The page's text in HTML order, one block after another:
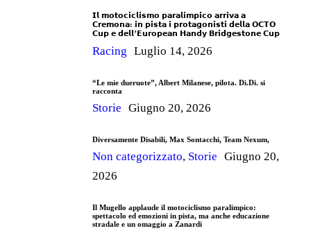
𝗜𝗹 𝗺𝗼𝘁𝗼𝗰𝗶𝗰𝗹𝗶𝘀𝗺𝗼 𝗽𝗮𝗿𝗮𝗹𝗶𝗺𝗽𝗶𝗰𝗼 𝗮𝗿𝗿𝗶𝘃𝗮 𝗮
𝗖𝗿𝗲𝗺𝗼𝗻𝗮: 𝗶𝗻 𝗽𝗶𝘀𝘁𝗮 𝗶 𝗽𝗿𝗼𝘁𝗮𝗴𝗼𝗻𝗶𝘀𝘁𝗶 𝗱𝗲𝗹𝗹𝗮 𝗢𝗖𝗧𝗢
𝗖𝘂𝗽 𝗲 𝗱𝗲𝗹𝗹’𝗘𝘂𝗿𝗼𝗽𝗲𝗮𝗻 𝗛𝗮𝗻𝗱𝘆 𝗕𝗿𝗶𝗱𝗴𝗲𝘀𝘁𝗼𝗻𝗲 𝗖𝘂𝗽
Racing Luglio 14, 2026
“Le mie dueruote”, Albert Milanese, pilota. Di.Di. si
racconta
Storie Giugno 20, 2026
Diversamente Disabili, Max Sontacchi, Team Nexum,
Non categorizzato, Storie Giugno 20,
2026
Il Mugello applaude il motociclismo paralimpico:
spettacolo ed emozioni in pista, ma anche educazione
stradale e un omaggio a Zanardi